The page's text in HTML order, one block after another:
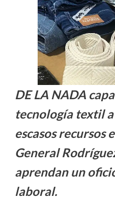
DE LA NADA
tecnología textil
escasos recursos
General
aprendan un
laboral.